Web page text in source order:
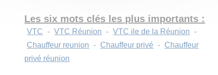
Les six mots clés les plus importants :
VTC - VTC Réunion - VTC ile de la Réunion -
Chauffeur reunion - Chauffeur privé - Chauffeur
privé réunion